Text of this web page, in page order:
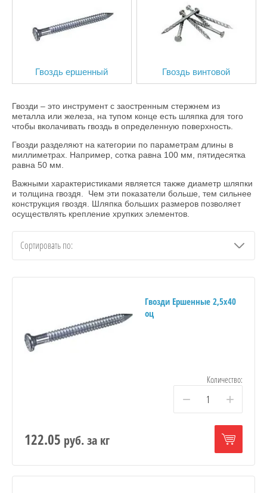
Гвоздь ершенный Гвоздь винтовой
Гвозди – это инструмент с заостренным стержнем из
металла или железа, на тупом конце есть шляпка для того
чтобы вколачивать гвоздь в определенную поверхность.
Гвозди разделяют на категории по параметрам длины в
миллиметрах. Например, сотка равна 100 мм, пятидесятка
равна 50 мм.
Важными характеристиками является также диаметр шляпки
и толщина гвоздя. Чем эти показатели больше, тем сильнее
конструкция гвоздя. Шляпка больших размеров позволяет
осуществлять крепление хрупких элементов.
Сортировать по:
Гвозди Ершенные 2,5х40
оц
Количество:
− +
122.05 руб.за кг